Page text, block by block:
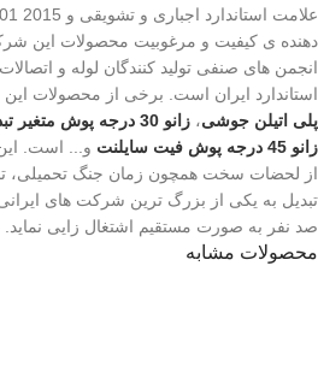
دهنده ی کیفیت و مرغوبیت محصولات این
انجمن های صنفی تولید کنندگان لوله و
استاندارد ایران است. برخی از محصولات
پلی اتیلن جوشی، زانو 30 درجه پوش متغیر تبدیل پلی اتیلن جوشی سایلنت
زانو 45 درجه پوش فیت سایلنت
و... است.
از لحضات سخت همچون زمان جنگ تحمیلی،
تبدیل به یکی از بزرگ ترین شرکت های
صد نفر به صورت مستقیم اشتغال زایی نماید.
محصولات مشابه